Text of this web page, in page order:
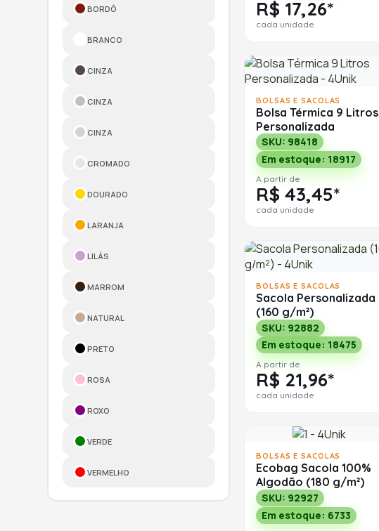
BORDÔ
BRANCO
CINZA
CINZA
CINZA
CROMADO
DOURADO
LARANJA
LILÁS
MARROM
NATURAL
PRETO
ROSA
ROXO
VERDE
VERMELHO
R$ 17,26*
cada unidade
BOLSAS E SACOLAS
Bolsa Térmica 9 Litros
Personalizada
SKU: 98418
Em estoque: 18917
A partir de
R$ 43,45*
cada unidade
BOLSAS E SACOLAS
Sacola Personalizada
(160 g/m²)
SKU: 92882
Em estoque: 18475
A partir de
R$ 21,96*
cada unidade
BOLSAS E SACOLAS
Ecobag Sacola 100%
Algodão (180 g/m²)
SKU: 92927
Em estoque: 6733